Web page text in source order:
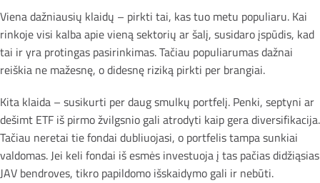
Viena dažniausių klaidų – pirkti tai, kas tuo metu populiaru. Kai
rinkoje visi kalba apie vieną sektorių ar šalį, susidaro įspūdis, kad
tai ir yra protingas pasirinkimas. Tačiau populiarumas dažnai
reiškia ne mažesnę, o didesnę riziką pirkti per brangiai.
Kita klaida – susikurti per daug smulkų portfelį. Penki, septyni ar
dešimt ETF iš pirmo žvilgsnio gali atrodyti kaip gera diversifikacija.
Tačiau neretai tie fondai dubliuojasi, o portfelis tampa sunkiai
valdomas. Jei keli fondai iš esmės investuoja į tas pačias didžiąsias
JAV bendroves, tikro papildomo išskaidymo gali ir nebūti.